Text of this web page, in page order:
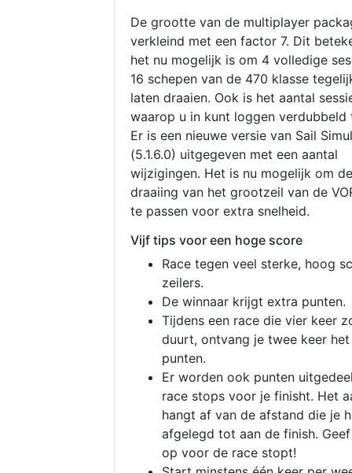
De grootte van de multiplayer
verkleind met een factor 7. Dit
het nu mogelijk is om 4 volledige
16 schepen van de 470 klasse
laten draaien. Ook is het aantal
waarop u in kunt loggen verdubbeld
Er is een nieuwe versie van Sail
(5.1.6.0) uitgegeven met een aantal
wijzigingen. Het is nu mogelijk om de
draaiing van het grootzeil van de
te passen voor extra snelheid.
Vijf tips voor een hoge score
Race tegen veel sterke, hoog
zeilers.
De winnaar krijgt extra punten.
Tijdens een race die vier keer
duurt, ontvang je twee keer
punten.
Er worden ook punten
race stops voor je finisht. Het
hangt af van de afstand die je
afgelegd tot aan de finish.
op voor de race stopt!